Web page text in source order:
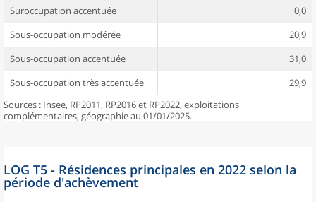
Suroccupation accentuée
0,0
Sous-occupation modérée
20,9
Sous-occupation accentuée
31,0
Sous-occupation très accentuée
29,9
Sources : Insee, RP2011, RP2016 et RP2022, exploitations
complémentaires, géographie au 01/01/2025.
LOG T5 - Résidences principales en 2022 selon la
période d'achèvement